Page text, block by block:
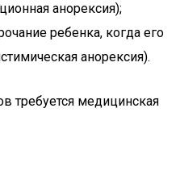
анорексия);
ребенка, когда его
анорексия).
требуется медицинская